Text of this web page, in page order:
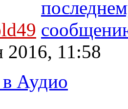
2016, 11:58
Аудио